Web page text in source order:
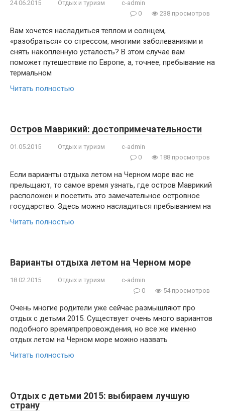
24.06.2015 Отдых и туризм
c-admin
0
238 просмотров
Вам хочется насладиться теплом и солнцем,
«разобраться» со стрессом, многими заболеваниями и
снять накопленную усталость? В этом случае вам
поможет путешествие по Европе, а, точнее, пребывание на
термальном
Читать полностью
Остров Маврикий: достопримечательности
01.05.2015 Отдых и туризм
c-admin
0
188 просмотров
Если варианты отдыха летом на Черном море вас не
прельщают, то самое время узнать, где остров Маврикий
расположен и посетить это замечательное островное
государство. Здесь можно насладиться пребыванием на
Читать полностью
Варианты отдыха летом на Черном море
18.02.2015 Отдых и туризм
c-admin
0
54 просмотров
Очень многие родители уже сейчас размышляют про
отдых с детьми 2015. Существует очень много вариантов
подобного времяпрепровождения, но все же именно
отдых летом на Черном море можно назвать
Читать полностью
Отдых с детьми 2015: выбираем лучшую
страну